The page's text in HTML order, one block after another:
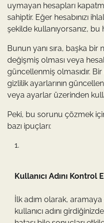
uymayan hesapları
sahiptir. Eğer hesabınızı
şekilde kullanıyorsanız, bu
Bunun yanı sıra, başka bir
değişmiş olması veya
güncellenmiş olmasıdır.
gizlilik ayarlarının
veya ayarlar üzerinden
Peki, bu sorunu çözmek
bazı ipuçları:
Kullanıcı Adını Kontrol
İlk adım olarak, aramaya
kullanıcı adını